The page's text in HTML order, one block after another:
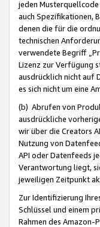
jeden
auch Spezifikationen,
denen die für die
technischen
verwendete Begriff
Lizenz zur Verfügung
ausdrücklich nicht auf
es sich nicht um eine
(b) Abrufen von
ausdrückliche
wir über die Creators
Nutzung von
API oder Datenfeeds
Verantwortung liegt,
jeweiligen Zeitpunkt
Zur Identifizierung
Schlüssel und einem
Rahmen des